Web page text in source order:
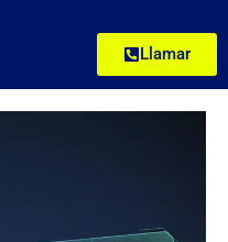
Llamar